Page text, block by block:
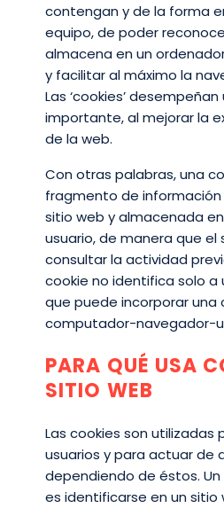
contengan y de la forma
equipo, de poder
almacena en un
y facilitar al máximo la
Las ‘cookies’
importante, al mejorar la
de la web.
Con otras palabras, una
fragmento de información
sitio web y almacenada
usuario, de manera que el
consultar la actividad
cookie no identifica solo a
que puede incorporar una
computador-navegador-
PARA QUÉ USA
SITIO WEB
Las cookies son utilizadas
usuarios y para actuar de
dependiendo de éstos.
es identificarse en un sitio